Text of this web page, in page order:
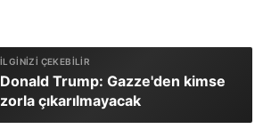
Donald Trump: Gazze'den kimse
zorla çıkarılmayacak